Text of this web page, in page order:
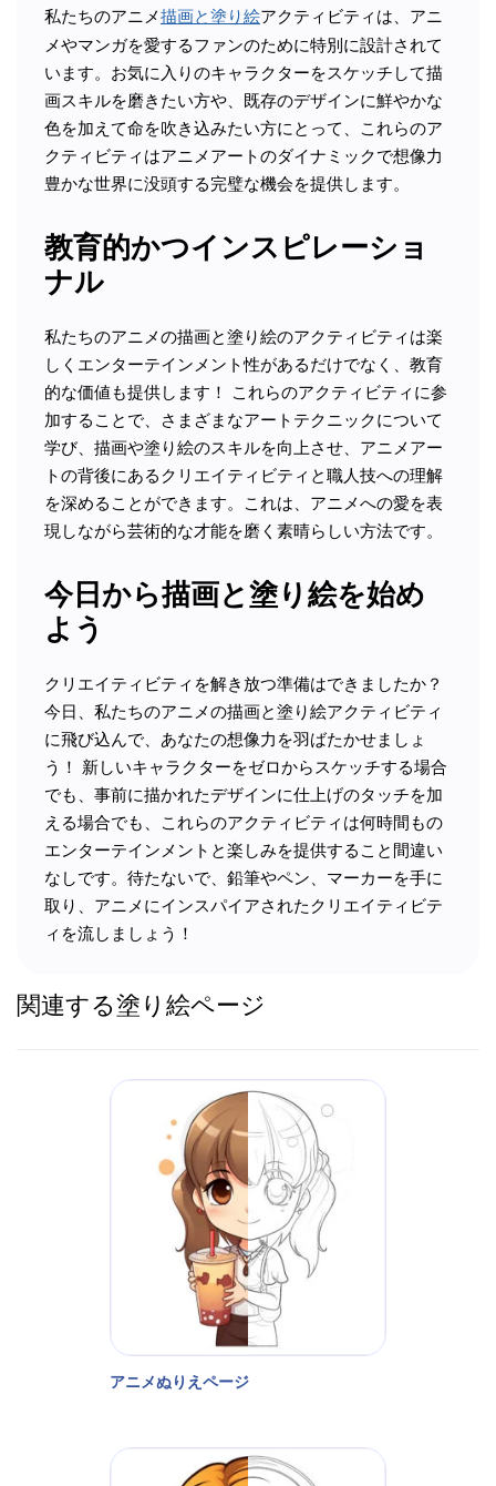
私たちのアニメ描画と塗り絵アクティビティは、アニ
メやマンガを愛するファンのために特別に設計されて
います。お気に入りのキャラクターをスケッチして描
画スキルを磨きたい方や、既存のデザインに鮮やかな
色を加えて命を吹き込みたい方にとって、これらのア
クティビティはアニメアートのダイナミックで想像力
豊かな世界に没頭する完璧な機会を提供します。
教育的かつインスピレーショ
ナル
私たちのアニメの描画と塗り絵のアクティビティは楽
しくエンターテインメント性があるだけでなく、教育
的な価値も提供します！ これらのアクティビティに参
加することで、さまざまなアートテクニックについて
学び、描画や塗り絵のスキルを向上させ、アニメアー
トの背後にあるクリエイティビティと職人技への理解
を深めることができます。これは、アニメへの愛を表
現しながら芸術的な才能を磨く素晴らしい方法です。
今日から描画と塗り絵を始め
よう
クリエイティビティを解き放つ準備はできましたか？
今日、私たちのアニメの描画と塗り絵アクティビティ
に飛び込んで、あなたの想像力を羽ばたかせましょ
う！ 新しいキャラクターをゼロからスケッチする場合
でも、事前に描かれたデザインに仕上げのタッチを加
える場合でも、これらのアクティビティは何時間もの
エンターテインメントと楽しみを提供すること間違い
なしです。待たないで、鉛筆やペン、マーカーを手に
取り、アニメにインスパイアされたクリエイティビテ
ィを流しましょう！
関連する塗り絵ページ
アニメぬりえページ